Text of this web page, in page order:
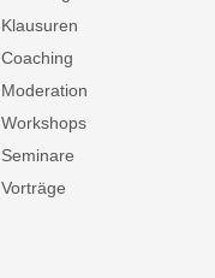
Klausuren
Coaching
Moderation
Workshops
Seminare
Vorträge